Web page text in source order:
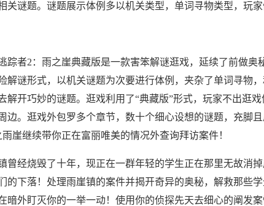
关谜题。谜题展示体例多以机关类型，单词寻物类型，玩
者2：雨之崖典藏版是一款害笨解谜逛戏，延续了前做奥
解谜形式，以机关谜题为次要进行体例，夹杂了单词寻物
解开巧妙的谜题。逛戏利用了“典藏版”形式，玩家不出逛
边。逛戏外包罗多个章节，数十个细心设想的谜题，充脚
崖继续带你正在富丽唯美的情况外查询拜访案件！
经烧毁了十年，现正在一群年轻的学生正在那里无故消掉
的下落！处理雨崖镇的案件并揭开奇异的奥秘，解救那些
暗外盯灭你的一举一动！使用你的侦探先天去细心的阐发